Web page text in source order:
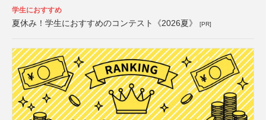
学生におすすめ
夏休み！学生におすすめのコンテスト《2026夏》 [PR]